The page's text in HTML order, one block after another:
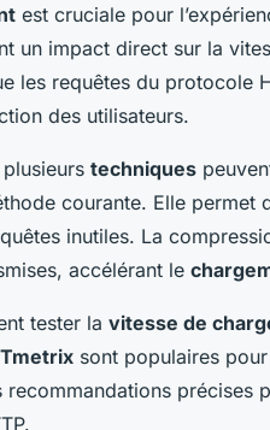
est cruciale pour
un impact direct sur la
les requêtes du protocole
des utilisateurs.
techniques
courante. Elle permet
inutiles. La
accélérant le
tester la vitesse de
sont populaires
recommandations précises